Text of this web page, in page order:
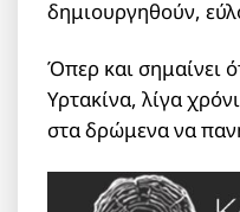
δημιουργηθούν,
Όπερ και σημαίνει
Υρτακίνα, λίγα
στα δρώμενα να